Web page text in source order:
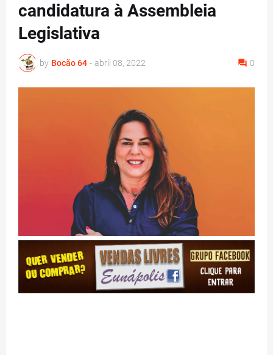
candidatura à Assembleia
Legislativa
by Bocão 64 - abril 08, 2022 0